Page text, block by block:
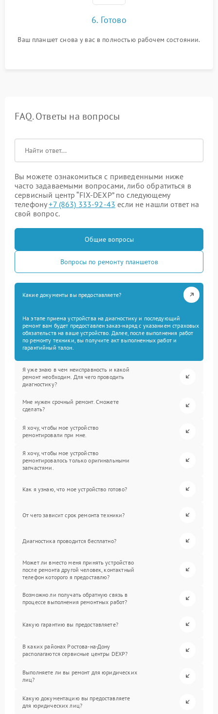
6. Готово
Ваш планшет снова у вас в полностью рабочем состоянии.
FAQ. Ответы на вопросы
Вы можете ознакомиться с приведенными ниже
часто задаваемыми вопросами, либо обратиться в
сервисный центр “FIX-DEXP” по следующему
телефону+7 (863) 333-92-43 если не нашли ответ на
свой вопрос.
Общие вопросы
Вопросы по ремонту планшетов
Какие документы вы предоставляете?
На этапе приема устройства на диагностику и последующий
ремонт вам будет предоставлен заказ-наряд с указанием страховых
обязательств на ваше устройство. Далее, после выполнения работ
по ремонту техники, вы получите акт выполненных работ и
гарантийный талон.
Я уже знаю в чем неисправность и какой
ремонт необходим. Для чего проводить
диагностику?
Мне нужен срочный ремонт. Сможете
сделать?
Я хочу, чтобы мое устройство
ремонтировали при мне.
Я хочу, чтобы мое устройство
ремонтировалось только оригинальными
запчастями.
Как я узнаю, что мое устройство готово?
От чего зависит срок ремонта техники?
Диагностика проводится бесплатно?
Может ли вместо меня принять устройство
после ремонта другой человек, контактный
телефон которого я предоставлю?
Возможно ли получать обратную связь в
процессе выполнения ремонтных работ?
Какую гарантию вы предоставляете?
В каких районах Ростова-на-Дону
располагаются сервисные центры DEXP?
Выполняете ли вы ремонт для юридических
лиц?
Какую документацию вы предоставляете
для юридических лиц?